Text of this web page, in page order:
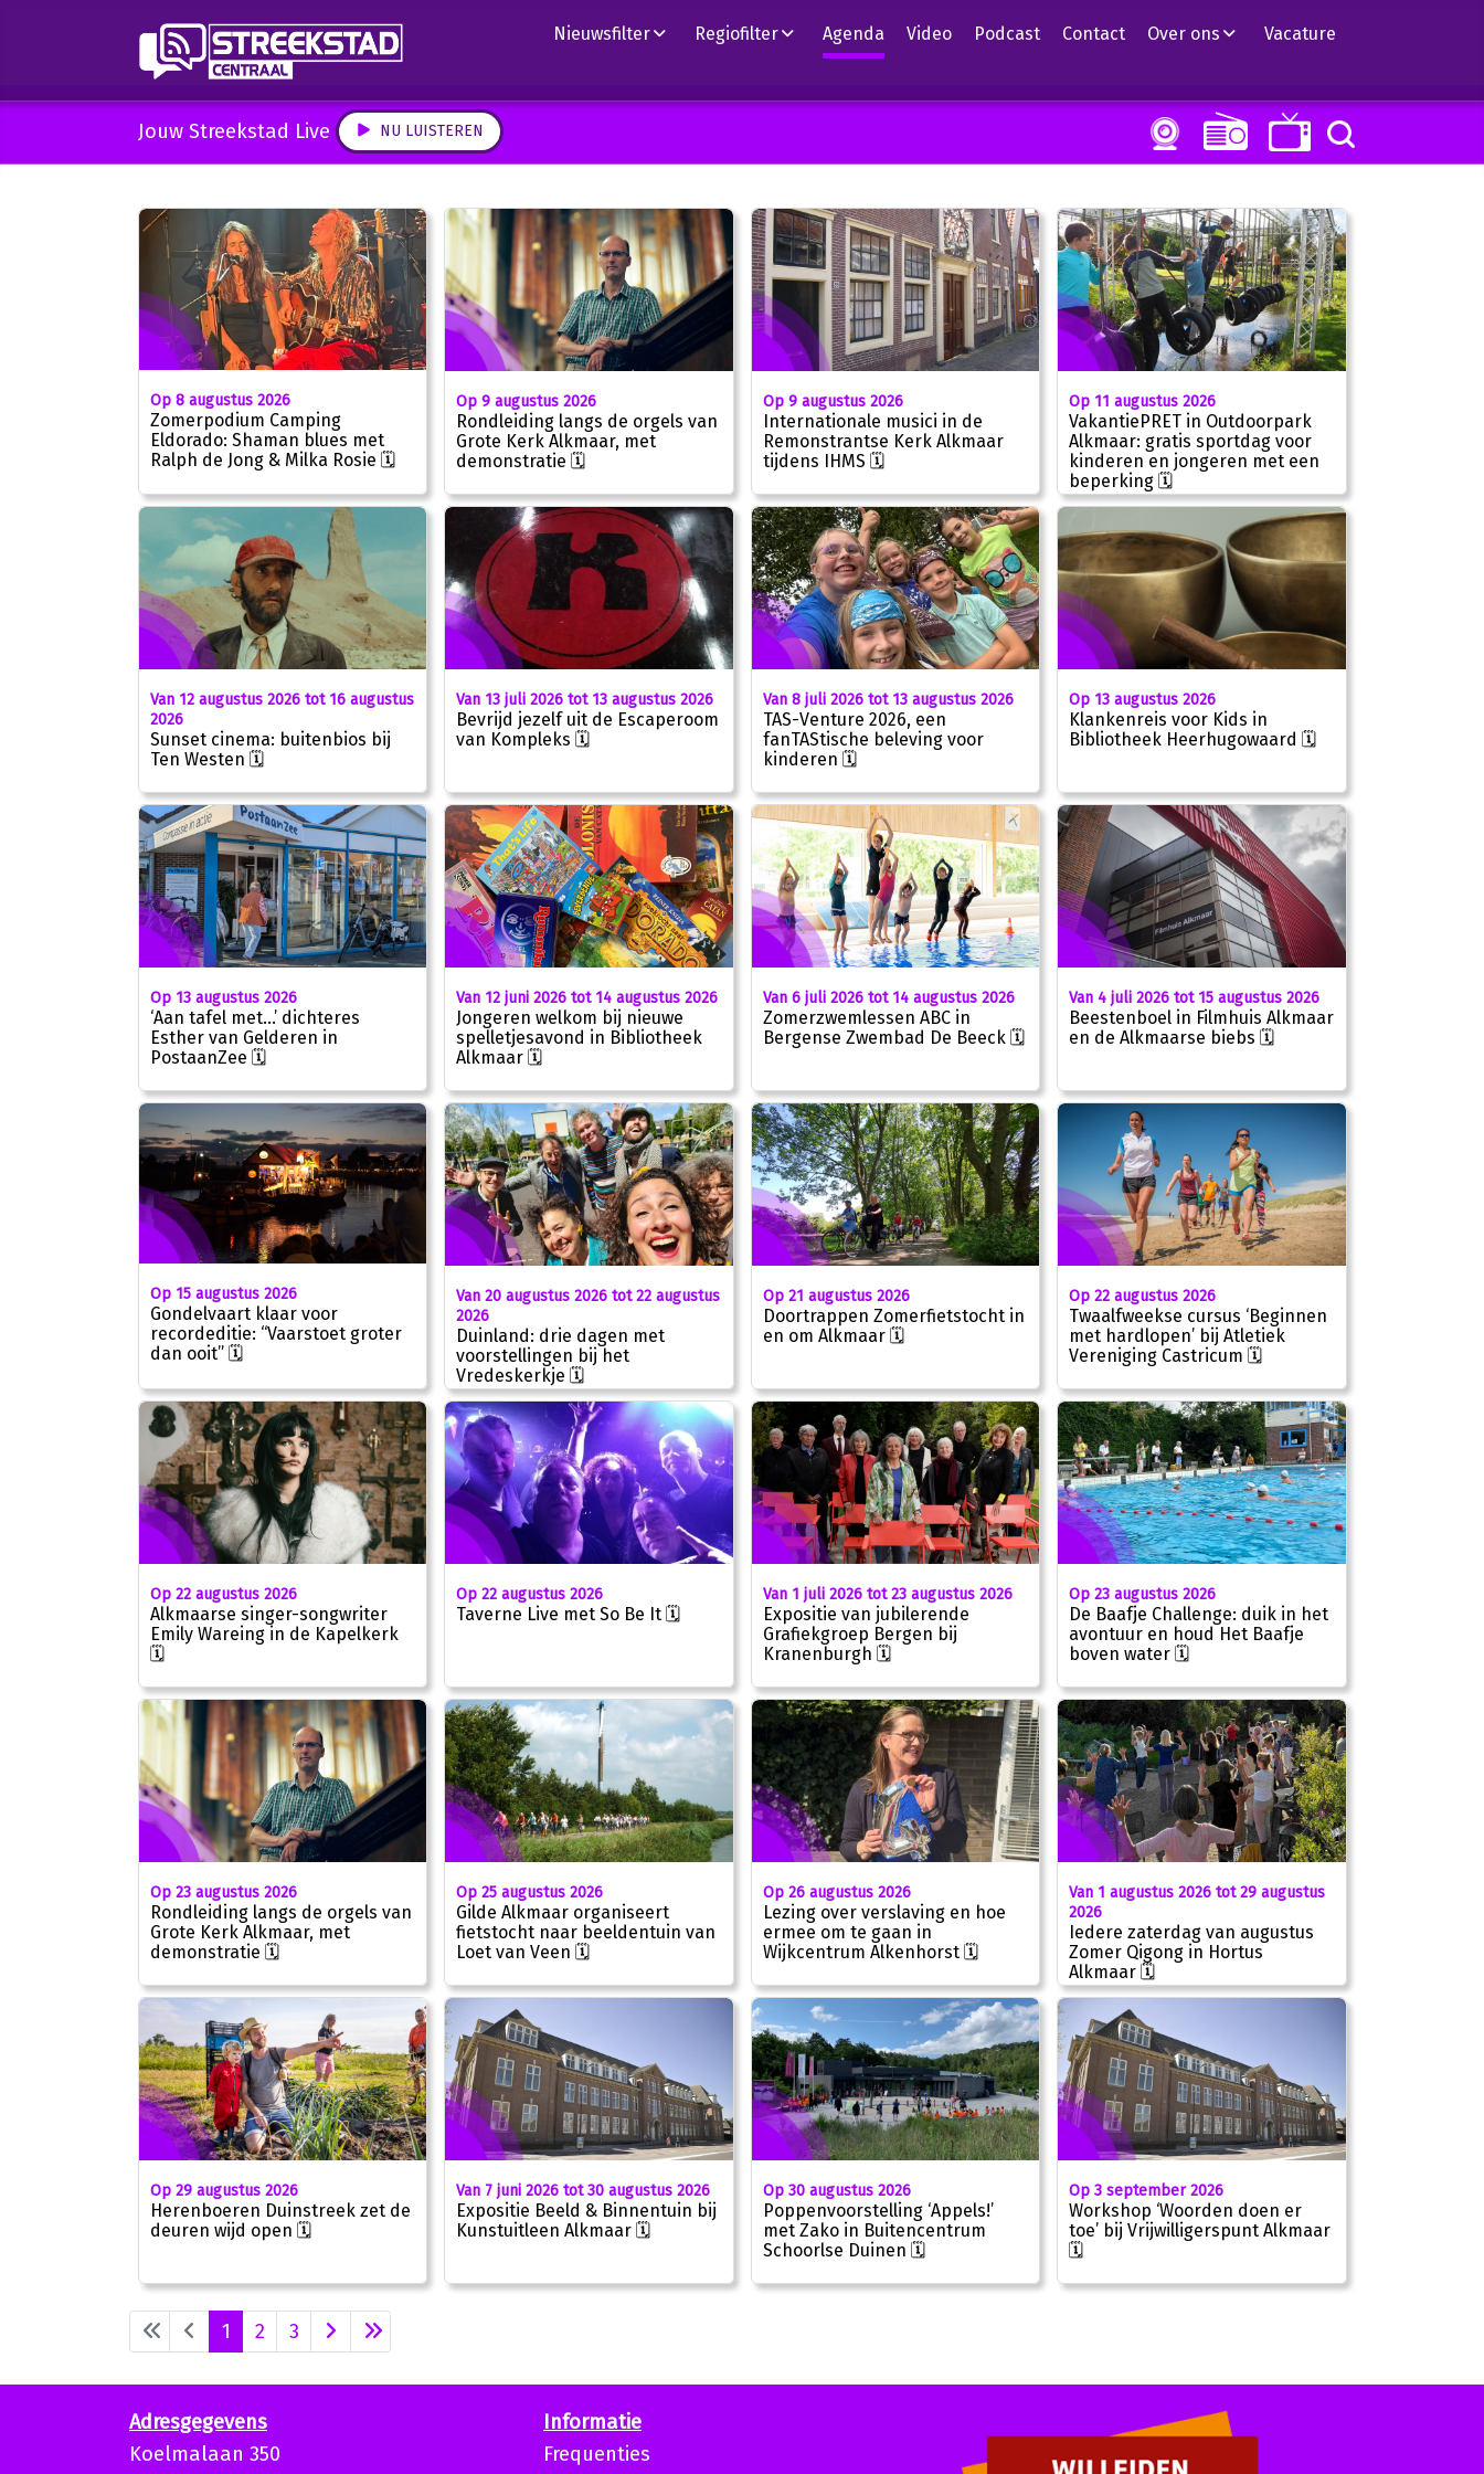
Nieuwsfilter Regiofilter Agenda Video Podcast Contact Over ons Vacature
Jouw Streekstad Live NU LUISTEREN
Op 8 augustus 2026
Zomerpodium Camping
Eldorado: Shaman blues met
Ralph de Jong & Milka Rosie 🗓
Op 9 augustus 2026
Rondleiding langs de orgels van
Grote Kerk Alkmaar, met
demonstratie 🗓
Op 9 augustus 2026
Internationale musici in de
Remonstrantse Kerk Alkmaar
tijdens IHMS 🗓
Op 11 augustus 2026
VakantiePRET in Outdoorpark
Alkmaar: gratis sportdag voor
kinderen en jongeren met een
beperking 🗓
Van 12 augustus 2026 tot 16 augustus
2026
Sunset cinema: buitenbios bij
Ten Westen 🗓
Van 13 juli 2026 tot 13 augustus 2026
Bevrijd jezelf uit de Escaperoom
van Kompleks 🗓
Van 8 juli 2026 tot 13 augustus 2026
TAS-Venture 2026, een
fanTAStische beleving voor
kinderen 🗓
Op 13 augustus 2026
Klankenreis voor Kids in
Bibliotheek Heerhugowaard 🗓
Op 13 augustus 2026
‘Aan tafel met…’ dichteres
Esther van Gelderen in
PostaanZee 🗓
Van 12 juni 2026 tot 14 augustus 2026
Jongeren welkom bij nieuwe
spelletjesavond in Bibliotheek
Alkmaar 🗓
Van 6 juli 2026 tot 14 augustus 2026
Zomerzwemlessen ABC in
Bergense Zwembad De Beeck 🗓
Van 4 juli 2026 tot 15 augustus 2026
Beestenboel in Filmhuis Alkmaar
en de Alkmaarse biebs 🗓
Op 15 augustus 2026
Gondelvaart klaar voor
recordeditie: “Vaarstoet groter
dan ooit” 🗓
Van 20 augustus 2026 tot 22 augustus
2026
Duinland: drie dagen met
voorstellingen bij het
Vredeskerkje 🗓
Op 21 augustus 2026
Doortrappen Zomerfietstocht in
en om Alkmaar 🗓
Op 22 augustus 2026
Twaalfweekse cursus ‘Beginnen
met hardlopen’ bij Atletiek
Vereniging Castricum 🗓
Op 22 augustus 2026
Alkmaarse singer-songwriter
Emily Wareing in de Kapelkerk
🗓
Op 22 augustus 2026
Taverne Live met So Be It 🗓
Van 1 juli 2026 tot 23 augustus 2026
Expositie van jubilerende
Grafiekgroep Bergen bij
Kranenburgh 🗓
Op 23 augustus 2026
De Baafje Challenge: duik in het
avontuur en houd Het Baafje
boven water 🗓
Op 23 augustus 2026
Rondleiding langs de orgels van
Grote Kerk Alkmaar, met
demonstratie 🗓
Op 25 augustus 2026
Gilde Alkmaar organiseert
fietstocht naar beeldentuin van
Loet van Veen 🗓
Op 26 augustus 2026
Lezing over verslaving en hoe
ermee om te gaan in
Wijkcentrum Alkenhorst 🗓
Van 1 augustus 2026 tot 29 augustus
2026
Iedere zaterdag van augustus
Zomer Qigong in Hortus
Alkmaar 🗓
Op 29 augustus 2026
Herenboeren Duinstreek zet de
deuren wijd open 🗓
Van 7 juni 2026 tot 30 augustus 2026
Expositie Beeld & Binnentuin bij
Kunstuitleen Alkmaar 🗓
Op 30 augustus 2026
Poppenvoorstelling ‘Appels!’
met Zako in Buitencentrum
Schoorlse Duinen 🗓
Op 3 september 2026
Workshop ‘Woorden doen er
toe’ bij Vrijwilligerspunt Alkmaar
🗓
1 2 3
Adresgegevens
Koelmalaan 350
Informatie
Frequenties